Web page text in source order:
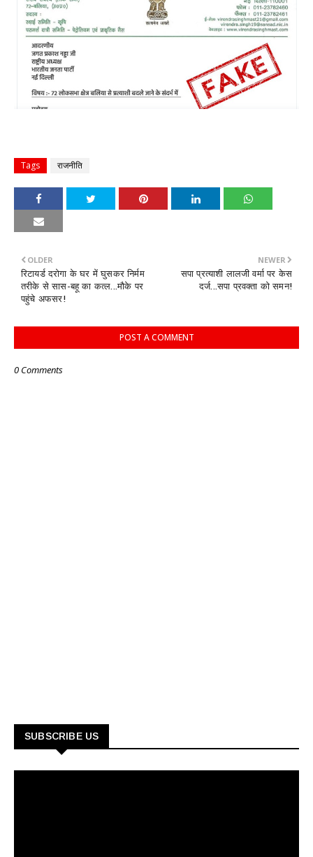
Tags राजनीति
NEWER
सपा प्रत्याशी लालजी वर्मा पर केस
दर्ज...सपा प्रवक्ता को समन!
OLDER
रिटायर्ड दरोगा के घर में घुसकर निर्मम
तरीके से सास-बहू का कत्ल...मौके पर
पहुंचे अफसर!
POST A COMMENT
0 Comments
SUBSCRIBE US